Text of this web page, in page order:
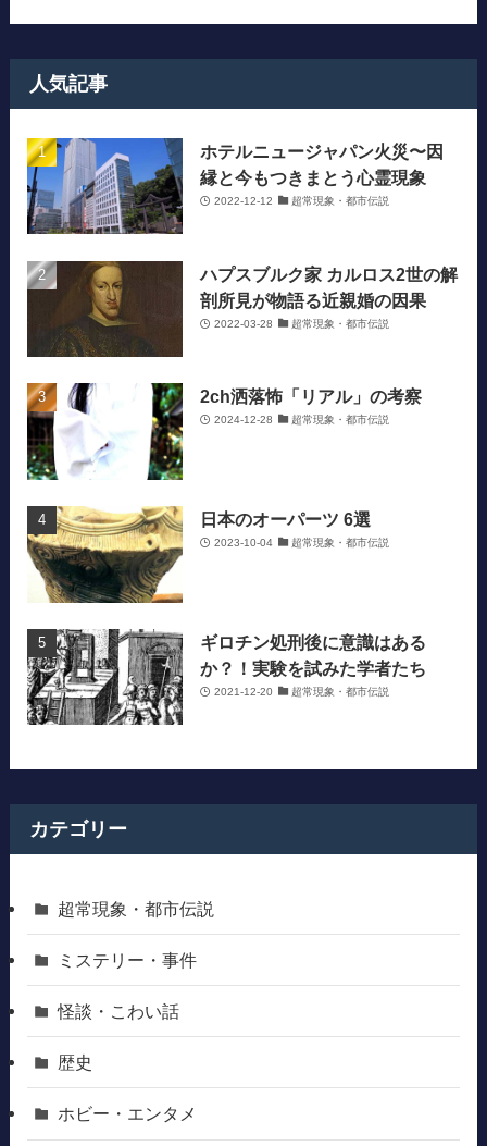
人気記事
ホテルニュージャパン火災〜因
縁と今もつきまとう心霊現象
2022-12-12 超常現象・都市伝説
ハプスブルク家 カルロス2世の解
剖所見が物語る近親婚の因果
2022-03-28 超常現象・都市伝説
2ch洒落怖「リアル」の考察
2024-12-28 超常現象・都市伝説
日本のオーパーツ 6選
2023-10-04 超常現象・都市伝説
ギロチン処刑後に意識はある
か？！実験を試みた学者たち
2021-12-20 超常現象・都市伝説
カテゴリー
超常現象・都市伝説
ミステリー・事件
怪談・こわい話
歴史
ホビー・エンタメ